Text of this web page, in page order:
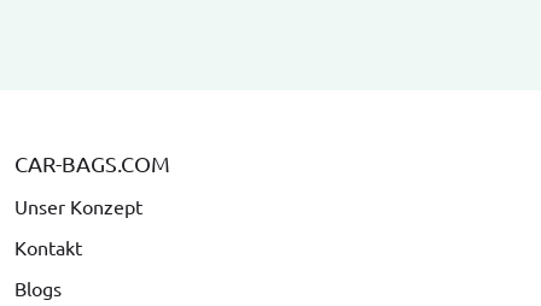
CAR-BAGS.COM
Unser Konzept
Kontakt
Blogs